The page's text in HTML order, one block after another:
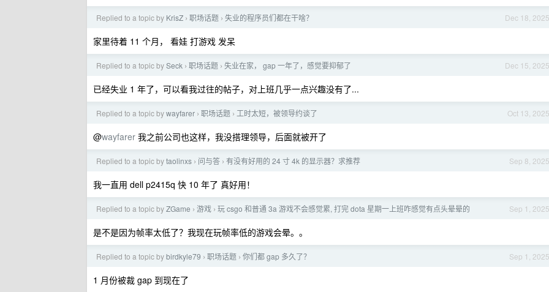
Dec 18, 2025
Replied to a topic by KrisZ › 职场话题 › 失业的程序员们都在干啥？
家里待着 11 个月， 看娃 打游戏 发呆
Dec 15, 2025
Replied to a topic bySeck › 职场话题 › 失业在家， gap 一年了，感觉要抑郁了
已经失业 1 年了，可以看我过往的帖子，对上班几乎一点兴趣没有了...
Oct 13, 2025
Replied to a topic bywayfarer › 职场话题 › 工时太短，被领导约谈了
@wayfarer 我之前公司也这样，我没搭理领导，后面就被开了
Sep 8, 2025
Replied to a topic bytaolinxs › 问与答 › 有没有好用的 24 寸 4k 的显示器？求推荐
我一直用 dell p2415q 快 10 年了 真好用！
Sep 1, 2025
Replied to a topic byZGame › 游戏 › 玩 csgo 和普通 3a 游戏不会感觉累, 打完 dota 星期一上班咋感觉有点头晕晕的
是不是因为帧率太低了？我现在玩帧率低的游戏会晕。。
Sep 1, 2025
Replied to a topic bybirdkyle79 › 职场话题 › 你们都 gap 多久了？
1 月份被裁 gap 到现在了